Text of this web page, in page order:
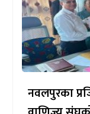
नवलपुरका